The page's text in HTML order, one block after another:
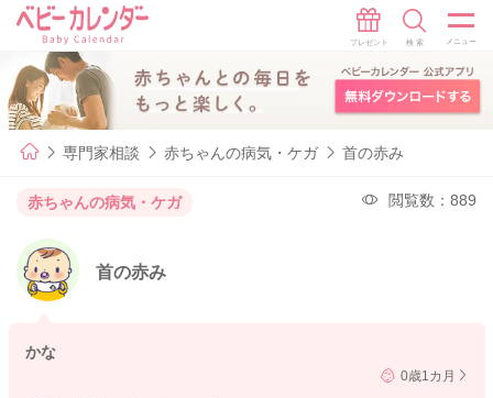
専門家相談 赤ちゃんの病気・ケガ 首の赤み
赤ちゃんの病気・ケガ 閲覧数：889
首の赤み
かな
0歳1カ月